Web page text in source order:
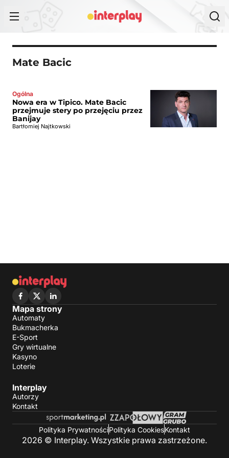
Mate Bacic
Ogólna
Nowa era w Tipico. Mate Bacic
przejmuje stery po przejęciu przez
Banijay
Bartłomiej Najtkowski
Mapa strony
Automaty
Bukmacherka
E-Sport
Gry wirtualne
Kasyno
Loterie
Interplay
Autorzy
Kontakt
Polityka PrywatnościPolityka CookiesKontakt
2026 © Interplay. Wszystkie prawa zastrzeżone.